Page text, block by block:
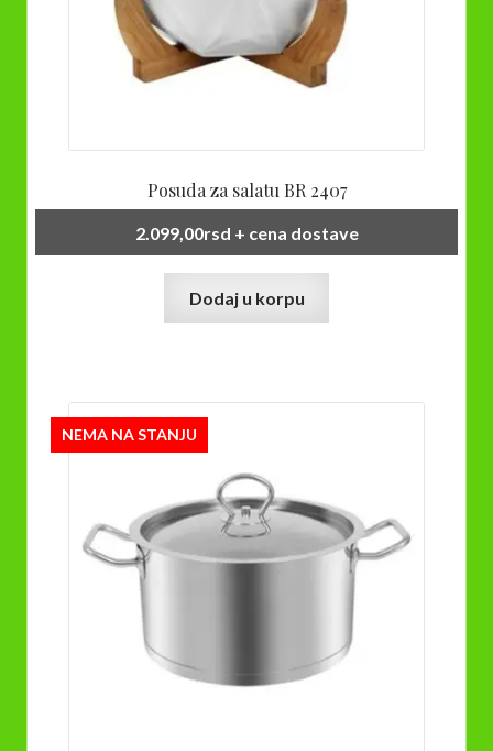
Posuda za salatu BR 2407
2.099,00rsd + cena dostave
Dodaj u korpu
NEMA NA STANJU